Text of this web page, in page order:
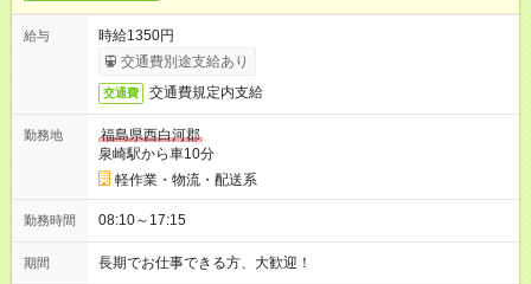
給与
時給1350円
交通費別途支給あり
交通費 交通費規定内支給
勤務地
福島県西白河郡
泉崎駅から車10分
軽作業・物流・配送系
勤務時間 08:10～17:15
期間 長期でお仕事できる方、大歓迎！